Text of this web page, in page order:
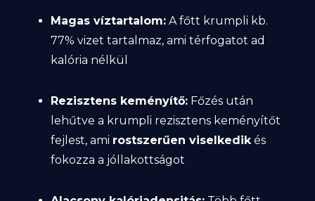
Magas víztartalom: A főtt krumpli kb.
77% vizet tartalmaz, ami térfogatot ad
kalória nélkül
Rezisztens keményítő: Főzés után
lehűtve a krumpli rezisztens keményítőt
fejlest, ami rostszerűen viselkedikés
fokozza a jóllakottságot